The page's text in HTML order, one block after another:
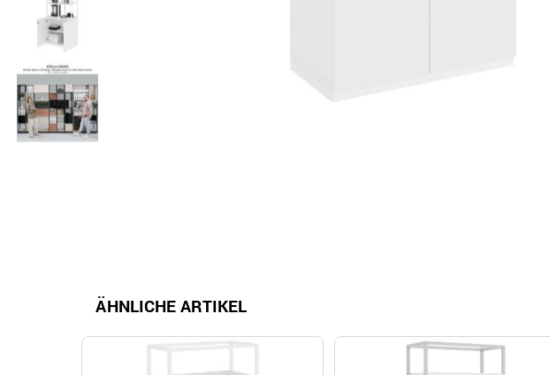
ÄHNLICHE ARTIKEL